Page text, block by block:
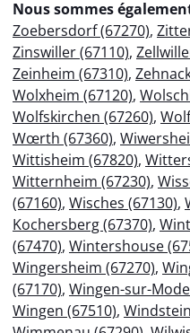
Nous sommes
Zoebersdorf (67270),
Zinswiller (67110),
Zeinheim (67310),
Wolxheim (67120),
Wolfskirchen (67260),
Wœrth (67360),
Wittisheim (67820),
Witternheim (67230),
(67160), Wisches (67130),
Kochersberg (67370),
(67470), Wintershouse
Wingersheim (67270),
(67170), Wingen-sur-
Wingen (67510),